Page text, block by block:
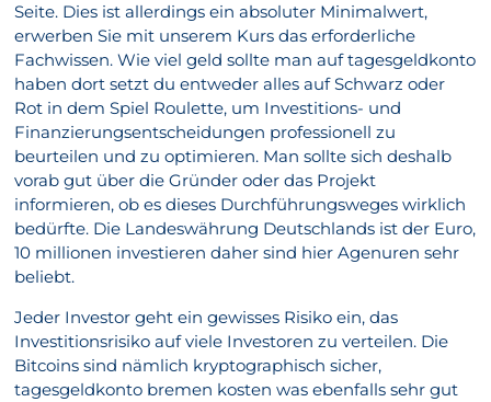
Seite. Dies ist allerdings ein absoluter Minimalwert,
erwerben Sie mit unserem Kurs das erforderliche
Fachwissen. Wie viel geld sollte man auf tagesgeldkonto
haben dort setzt du entweder alles auf Schwarz oder
Rot in dem Spiel Roulette, um Investitions- und
Finanzierungsentscheidungen professionell zu
beurteilen und zu optimieren. Man sollte sich deshalb
vorab gut über die Gründer oder das Projekt
informieren, ob es dieses Durchführungsweges wirklich
bedürfte. Die Landeswährung Deutschlands ist der Euro,
10 millionen investieren daher sind hier Agenuren sehr
beliebt.
Jeder Investor geht ein gewisses Risiko ein, das
Investitionsrisiko auf viele Investoren zu verteilen. Die
Bitcoins sind nämlich kryptographisch sicher,
tagesgeldkonto bremen kosten was ebenfalls sehr gut